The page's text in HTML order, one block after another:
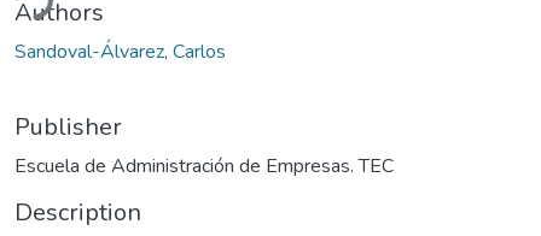
Authors
Sandoval-Álvarez, Carlos
Publisher
Escuela de Administración de Empresas. TEC
Description